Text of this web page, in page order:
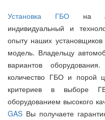
Установка ГБОна
индивидуальный и
опыту наших
модель. Владельцу
вариантов
количество ГБО и порой
критериев в выборе
оборудованием высокого
GAS Вы получаете